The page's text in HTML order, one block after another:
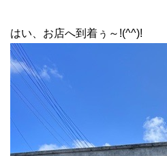
はい、お店へ到着ぅ～!(^^)!